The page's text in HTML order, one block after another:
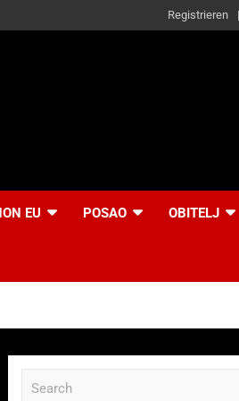
Registrieren
EU POSAO OBITELJ